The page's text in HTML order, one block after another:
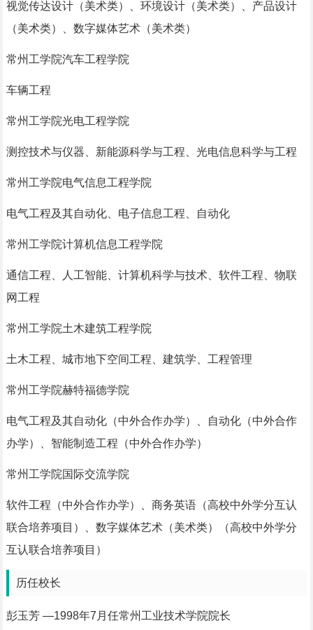
视觉传达设计（美术类）、环境设计（美术类）、产品设计
（美术类）、数字媒体艺术（美术类）
常州工学院汽车工程学院
车辆工程
常州工学院光电工程学院
测控技术与仪器、新能源科学与工程、光电信息科学与工程
常州工学院电气信息工程学院
电气工程及其自动化、电子信息工程、自动化
常州工学院计算机信息工程学院
通信工程、人工智能、计算机科学与技术、软件工程、物联
网工程
常州工学院土木建筑工程学院
土木工程、城市地下空间工程、建筑学、工程管理
常州工学院赫特福德学院
电气工程及其自动化（中外合作办学）、自动化（中外合作
办学）、智能制造工程（中外合作办学）
常州工学院国际交流学院
软件工程（中外合作办学）、商务英语（高校中外学分互认
联合培养项目）、数字媒体艺术（美术类）（高校中外学分
互认联合培养项目）
历任校长
彭玉芳 —1998年7月任常州工业技术学院院长